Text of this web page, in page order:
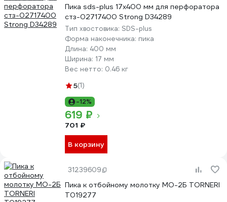
Пика sds-plus 17x400 мм для перфоратора
стз-02717400 Strong D34289
Тип хвостовика: SDS-plus
Форма наконечника: пика
Длина: 400 мм
Ширина: 17 мм
Вес нетто: 0.46 кг
5(1)
-12%
619 ₽
701 ₽
В корзину
31239609
Пика к отбойному молотку МО-2Б TORNERI
Т019277